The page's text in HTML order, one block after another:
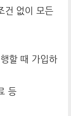
건 없이 모든
할 때 가입하
등